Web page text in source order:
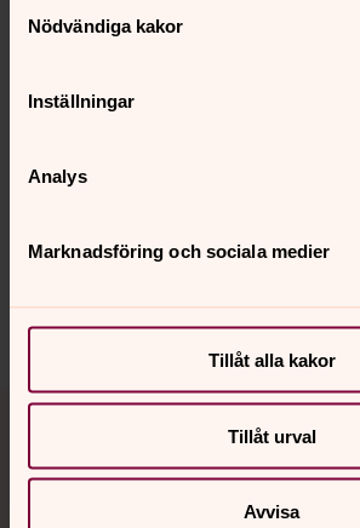
Nödvändiga kakor
Inställningar
Analys
Marknadsföring och sociala medier
Tillåt alla kakor
Tillåt urval
Avvisa
Marit Kapla, filmfestivalens
Jarl, Ingvar Humlén ordf. för Se
Dela
Tillbaka till toppen
Tillbaka till innehållet